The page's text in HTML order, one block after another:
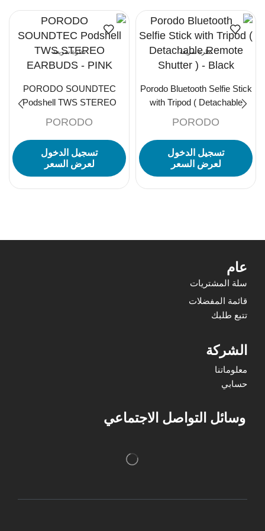
نظرة سريعة
Porodo Bluetooth Selfie Stick
with Tripod ( Detachable
PORODO
تسجيل الدخول
لعرض السعر
نظرة سريعة
PORODO SOUNDTEC
Podshell TWS STEREO
PORODO
تسجيل الدخول
لعرض السعر
عام
سلة المشتريات
قائمة المفضلات
تتبع طلبك
الشركة
معلوماتنا
حسابي
وسائل التواصل الاجتماعي